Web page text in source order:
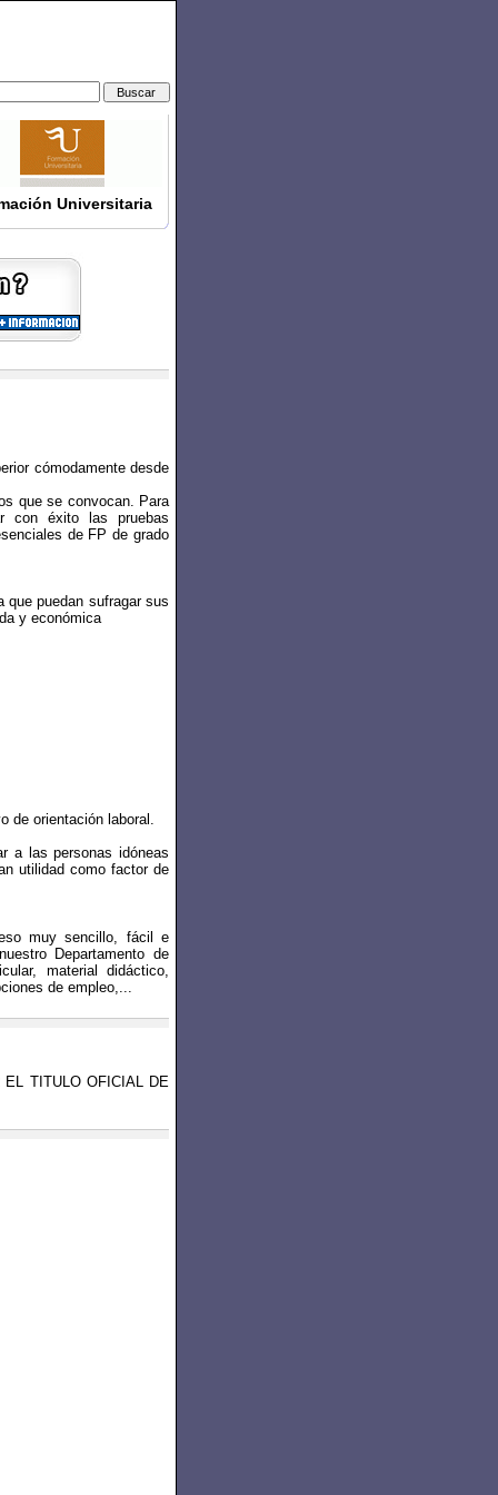
Universitaria
cómodamente desde
que se convocan. Para
con éxito las pruebas
de FP de grado
que puedan sufragar sus
y económica
de orientación laboral.
a las personas idóneas
utilidad como factor de
muy sencillo, fácil e
Departamento de
material didáctico,
de empleo,...
TITULO OFICIAL DE